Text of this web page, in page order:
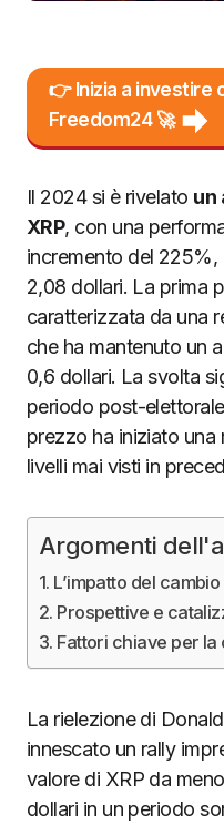
👉 Inizia a investire
Freedom24 🚀
Il 2024 si è rivelato un
XRP, con una
incremento del 225%,
2,08 dollari. La prima
caratterizzata da una
che ha mantenuto un
0,6 dollari. La svolta
periodo post-
prezzo ha iniziato una
livelli mai visti in
Argomenti
L’impatto del
Prospettive e
Fattori chiave per
La rielezione di
innescato un rally
valore di XRP da
dollari in un periodo